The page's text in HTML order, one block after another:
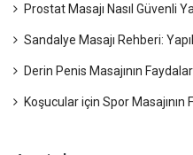
Prostat Masajı Nasıl Güvenli
Sandalye Masajı Rehberi:
Derin Penis Masajının
Koşucular için Spor Masajının